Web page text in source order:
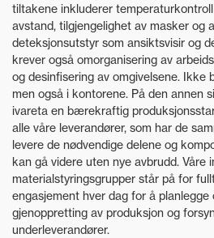
tiltakene inkluderer
avstand, tilgjengelighet av masker og
deteksjonsutstyr som ansiktsvisir og
krever også omorganisering av
og desinfisering av omgivelsene. Ikke
men også i kontorene. På den annen
ivareta en bærekraftig
alle våre leverandører, som har de
levere de nødvendige delene og
kan gå videre uten nye avbrudd. Våre
materialstyringsgrupper står på for
engasjement hver dag for å planlegge
gjenoppretting av produksjon og
underleverandører.